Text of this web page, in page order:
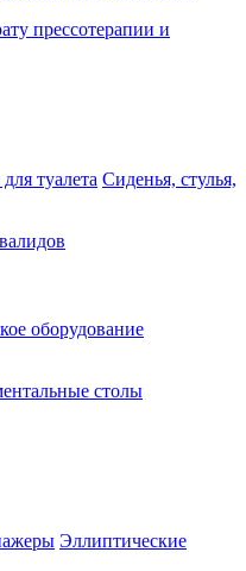
прессотерапии и
туалета Сиденья, стулья,
оборудование
столы
Эллиптические